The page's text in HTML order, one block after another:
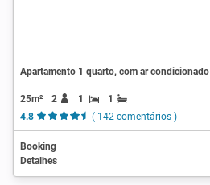
Apartamento 1 quarto, com ar condicionado
25m² 2 1
1
4.8
( 142 comentários )
Booking
Detalhes